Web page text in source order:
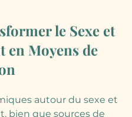
le Sexe et
en Moyens de
autour du sexe et
bien que sources de